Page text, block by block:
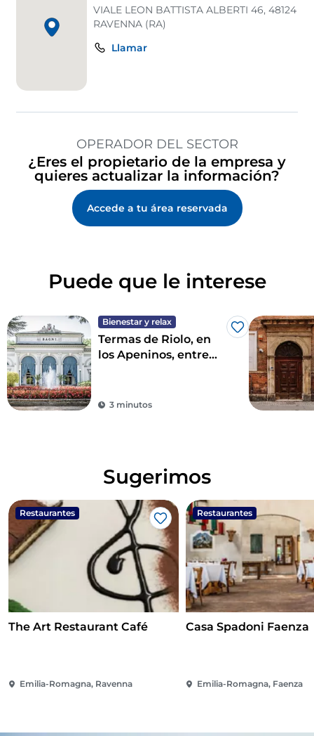
VIALE LEON BATTISTA ALBERTI 46, 48124
RAVENNA (RA)
Llamar
OPERADOR DEL SECTOR
¿Eres el propietario de la empresa y
quieres actualizar la información?
Accede a tu área reservada
Puede que le interese
Bienestar y relax
Me gusta
Termas de Riolo, en
los Apeninos, entre
3 minutos
Sugerimos
Restaurantes
Me gusta
The Art Restaurant Café
Emilia-Romagna, Ravenna
Restaurantes
Casa Spadoni Faenza
Emilia-Romagna, Faenza